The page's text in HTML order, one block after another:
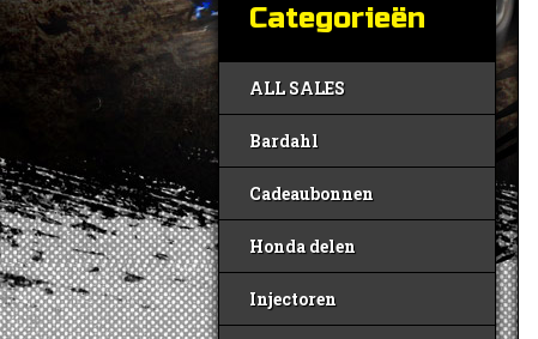
Categorieën
ALL SALES
Bardahl
Cadeaubonnen
Honda delen
Injectoren